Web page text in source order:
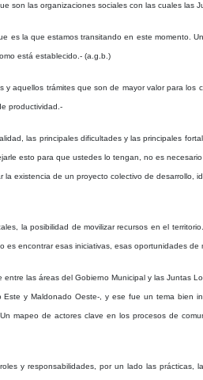
son las organizaciones sociales con las cuales las
la que estamos transitando en este momento.
está establecido.- (a.g.b.)
trámites que son de mayor valor para
productividad.-
las principales dificultades y las principales
esto para que ustedes lo tengan, no es
de un proyecto colectivo de desarrollo,
la posibilidad de movilizar recursos en el
encontrar esas iniciativas, esas oportunidades
las áreas del Gobierno Municipal y las Juntas
y Maldonado Oeste-, y ese fue un tema bien
mapeo de actores clave en los procesos de
y responsabilidades, por un lado las